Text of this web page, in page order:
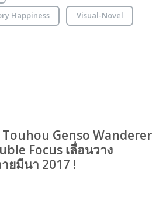
Happiness Visual-Novel
Genso Wanderer
Focus เลื่อนวาง
ยมีนา 2017 !